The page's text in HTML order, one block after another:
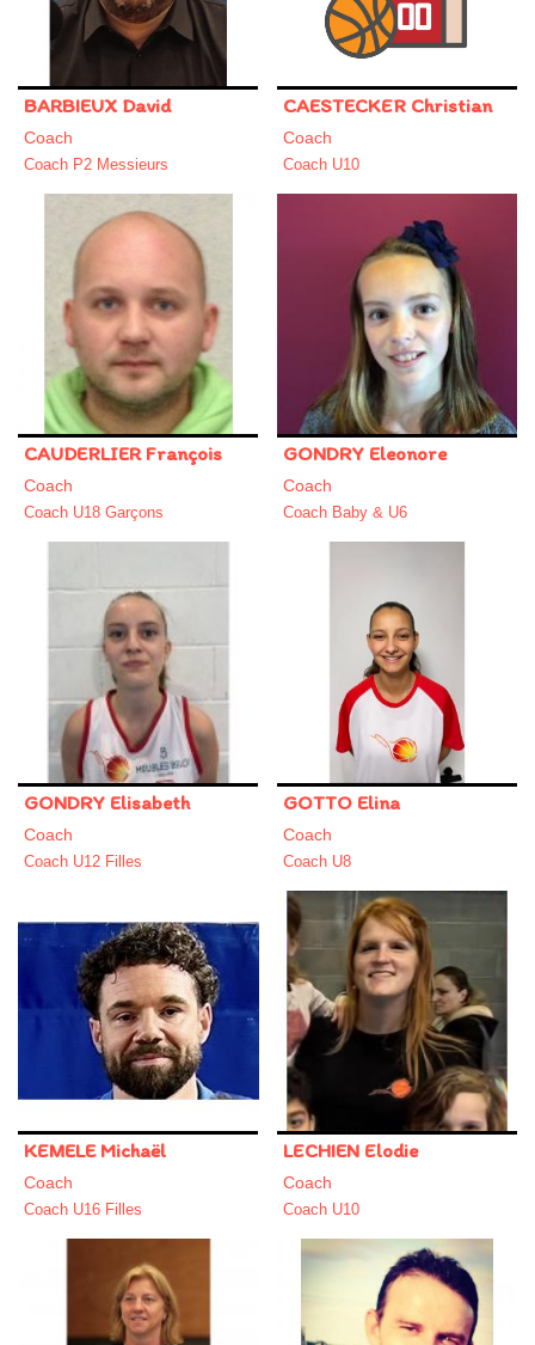
BARBIEUX David
Coach
Coach P2 Messieurs
CAESTECKER Christian
Coach
Coach U10
CAUDERLIER François
Coach
Coach U18 Garçons
GONDRY Eleonore
Coach
Coach Baby & U6
GONDRY Elisabeth
Coach
Coach U12 Filles
GOTTO Elina
Coach
Coach U8
KEMELE Michaël
Coach
Coach U16 Filles
LECHIEN Elodie
Coach
Coach U10